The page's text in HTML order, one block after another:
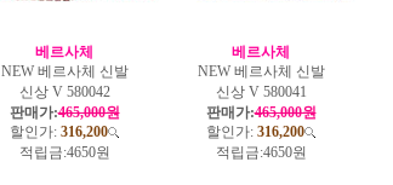
베르사체
NEW 베르사체 신발
신상 V 580042
판매가:465,000원
할인가: 316,200
적립금:4650원
베르사체
NEW 베르사체 신발
신상 V 580041
판매가:465,000원
할인가: 316,200
적립금:4650원